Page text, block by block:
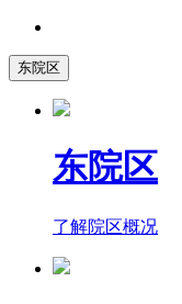
东院区
东院区
了解院区概况